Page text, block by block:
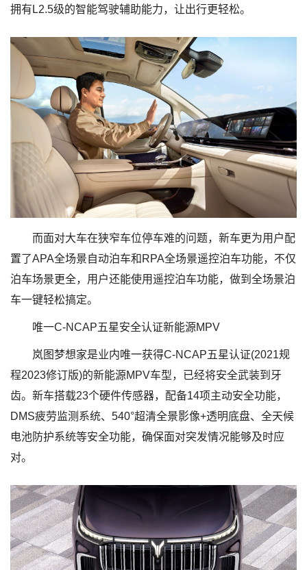
拥有L2.5级的智能驾驶辅助能力，让出行更轻松。
而面对大车在狭窄车位停车难的问题，新车更为用户配
置了APA全场景自动泊车和RPA全场景遥控泊车功能，不仅
泊车场景更全，用户还能使用遥控泊车功能，做到全场景泊
车一键轻松搞定。
唯一C-NCAP五星安全认证新能源MPV
岚图梦想家是业内唯一获得C-NCAP五星认证(2021规
程2023修订版)的新能源MPV车型，已经将安全武装到牙
齿。新车搭载23个硬件传感器，配备14项主动安全功能，
DMS疲劳监测系统、540°超清全景影像+透明底盘、全天候
电池防护系统等安全功能，确保面对突发情况能够及时应
对。